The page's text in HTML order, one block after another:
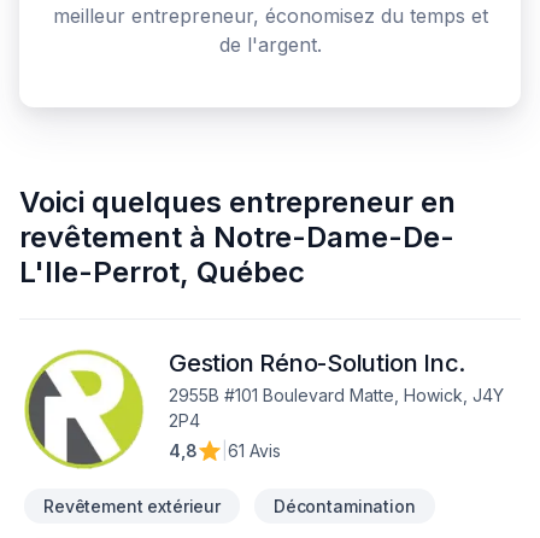
meilleur entrepreneur, économisez du temps et
de l'argent.
Voici quelques entrepreneur en
revêtement à Notre-Dame-De-
L'Ile-Perrot, Québec
Gestion Réno-Solution Inc.
2955B #101 Boulevard Matte, Howick, J4Y
2P4
4,8
61 Avis
Revêtement extérieur Décontamination